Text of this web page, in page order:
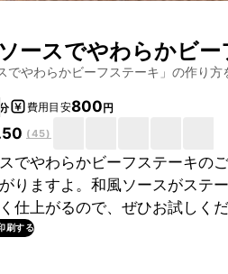
ースでやわらかビー
でやわらかビーフステーキ 」の作り
費用目安800円
(45)
でやわらかビーフステーキの
りますよ。和風ソースがステ
仕上がるので、ぜひお試しくだ
刷する